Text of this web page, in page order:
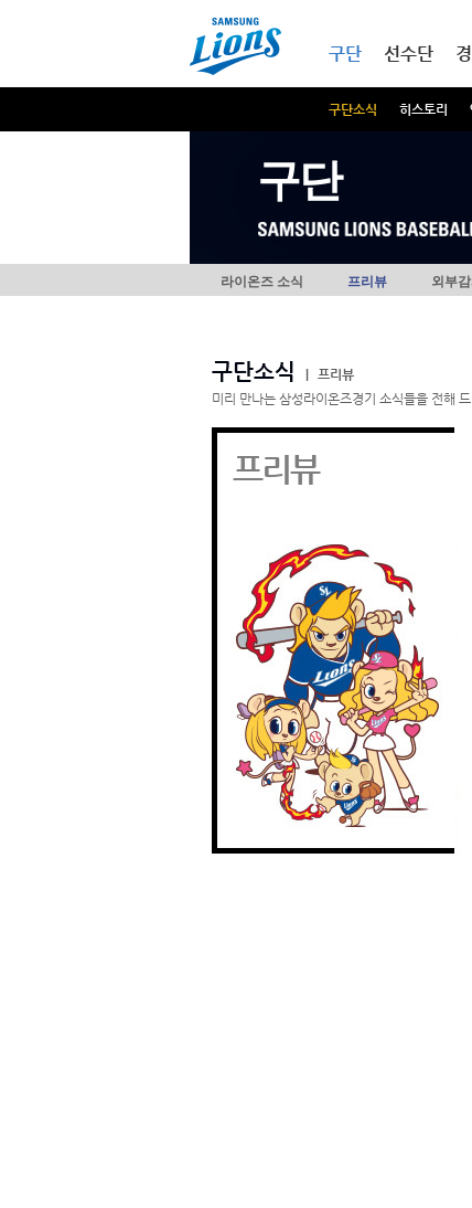
구단
구단소식 히스토리
선수단
구단
라이온즈 소식 프리뷰 외부
구단소식
프리뷰
미리 만나는 삼성라이온즈경기 소식들을 전해 드
프리뷰